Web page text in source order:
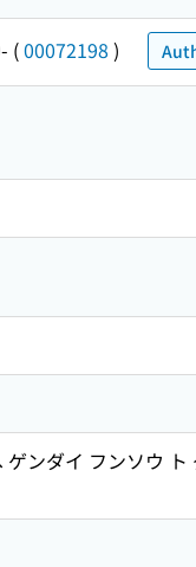
(00072198 )
ンダイ フンソウ